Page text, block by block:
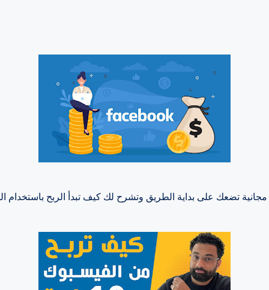
تضعك على بداية الطريق وتشرح لك كيف تبدأ الربح باستخدام